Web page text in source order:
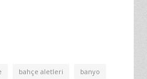
bahçe aletleri banyo